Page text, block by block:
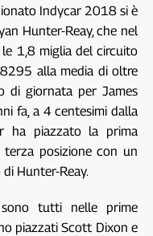
Indycar 2018 si è
Hunter-Reay, che nel
1,8 miglia del circuito
alla media di oltre
di giornata per James
fa, a 4 centesimi dalla
ha piazzato la prima
posizione con un
Hunter-Reay.
tutti nelle prime
piazzati Scott Dixon e